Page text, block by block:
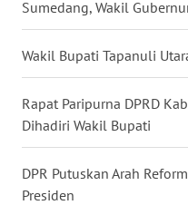
Sumedang, Wakil
Wakil Bupati Tapanuli
Rapat Paripurna DPRD
Dihadiri Wakil Bupati
DPR Putuskan Arah
Presiden
MALUKU
WN
MALUT
WN
DAIRI